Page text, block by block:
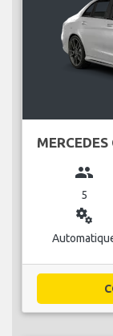
MERCEDES
group
5
miscellaneous_services